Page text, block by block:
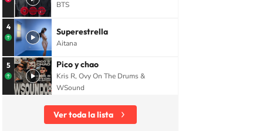
BTS
4 Superestrella
Aitana
5 Pico y chao
Kris R, Ovy On The Drums &
WSound
Ver toda la lista